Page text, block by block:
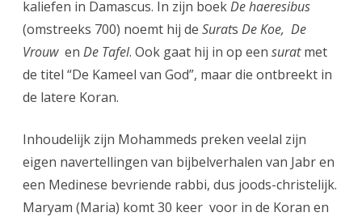
kaliefen in Damascus. In zijn boekDe haeresibus
(omstreeks 700) noemt hij de Surats De Koe, De
Vrouwen De Tafel. Ook gaat hij in op een suratmet
de titel “De Kameel van God”, maar die ontbreekt in
de latere Koran.
Inhoudelijk zijn Mohammeds preken veelal zijn
eigen navertellingen van bijbelverhalen van Jabr en
een Medinese bevriende rabbi, dus joods-christelijk.
Maryam (Maria) komt 30 keer voor in de Koran en